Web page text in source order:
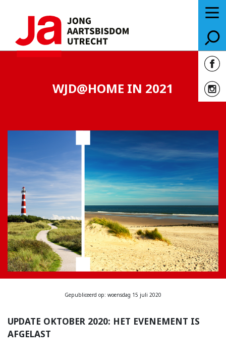
WJD@HOME IN 2021
Gepubliceerd op: woensdag 15 juli 2020
UPDATE OKTOBER 2020: HET EVENEMENT IS
AFGELAST